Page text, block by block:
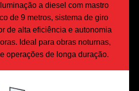
a diesel com mastro
de 9 metros, sistema de giro
de alta eficiência e autonomia
Ideal para obras noturnas,
operações de longa duração.